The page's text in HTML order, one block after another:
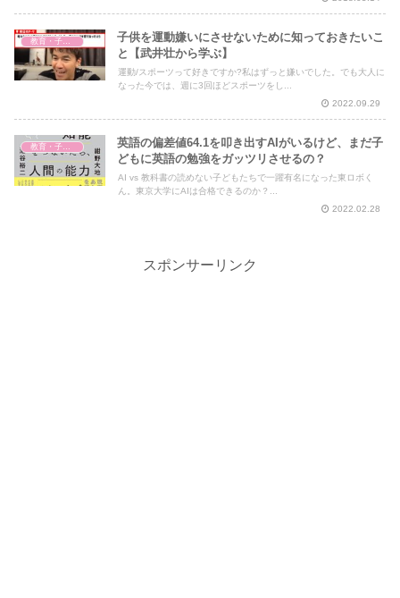
教育・子育て
子供を運動嫌いにさせないために知っておきたいこ
と【武井壮から学ぶ】
運動/スポーツって好きですか?私はずっと嫌いでした。でも大人に
なった今では、週に3回ほどスポーツをし...
2022.09.29
教育・子育て
英語の偏差値64.1を叩き出すAIがいるけど、まだ子
どもに英語の勉強をガッツリさせるの？
AI vs 教科書の読めない子どもたちで一躍有名になった東ロボく
ん。東京大学にAIは合格できるのか？...
2022.02.28
スポンサーリンク